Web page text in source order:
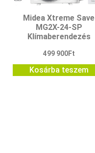
Midea Xtreme Save
MG2X-24-SP
Klímaberendezés
499 900Ft
Kosárba teszem